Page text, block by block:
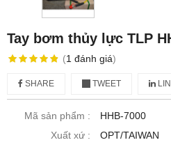
Tay bơm thủy lực TLP
(1 đánh giá)
SHARE TWEET
Mã sản phẩm :
HHB-7000
Xuất xứ :
OPT/TAIWAN